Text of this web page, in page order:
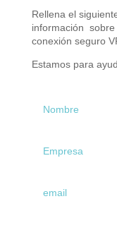
Rellena el
información sobre
conexión seguro
Estamos para